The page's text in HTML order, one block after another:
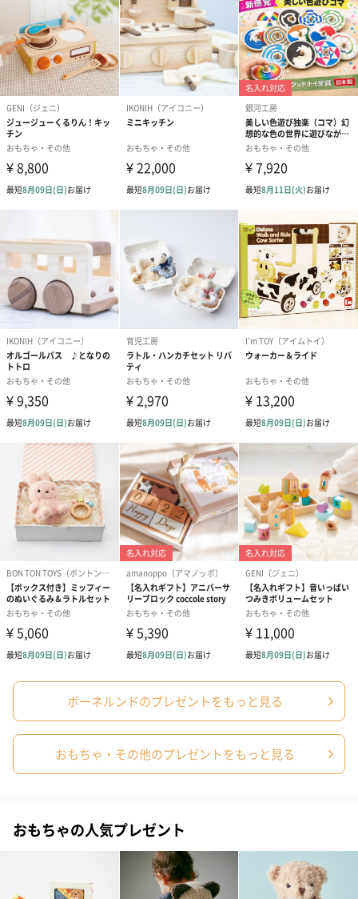
いてからお子様に与えてください。
※パッケージは、小さなお子様の手の届かない所に保
管し、必要に応じてご参照ください。
※水や火の中に入れないでください。
※食器洗浄機や洗濯機など、水を使用する電化製品に
入れないでください。
※この製品は小さな磁石を内蔵しています。誤飲する
危険性がありますので、
お子様が口の中に入れないようご注意ください。
※製品から磁石が外れた場合には、必ず回収し破棄し
てください。
れてしまった場合には直ちに
破棄してください。
※アルコールやシンナーを含む薬品および洗剤を使っ
て拭かないでください。
※湿度の高い場所で保管しないでください。
※高温や低温、および直射日光のあたる場所で保管し
ないでください。
※安全のため、改造・破壊・分解されたパーツを使用
しないでください。
けがをする恐れがあります。
※幼稚園、各種施設、学校など大人数で使用する場合
には、磁石の状態を定期的に確認してください。
※屋外で使用しないでください。
※高所から落とさないでください。また無理な力を加
えないでください。
※製品の上に乗ったり、踏みつけたりしないでくださ
※他の人や物に向かって投げないでください。
※思わぬ事故につながる恐れがあるため、保護者の目
の届くところでご使用ください。
※水や砂などの異物がパーツの内部に入ると、壊れる
恐れがあります。清潔な場所で
ご使用ください。
※製品を切断や分解、熱を加えるなどしないでくださ
い。
※火気から離れた場所でご使用ください。
※汚れた場合には乾いた布で拭いてください。
※電子レンジや電気オーブンなど、熱を発する電化製
品の中に入れないでください。
※この製品は磁石を内蔵しています。テレビや時計、
コンピューター、携帯電話、USB、ハードディスクド
ライブなど磁気に影響を受けやすいものから離れた場
所で使用してください。
故障を引き起こす恐れがあります。
※品質向上のため、お買い上げの時期により異なる色
※色やセット内容は店頭展示品と異なる場合がござい
がありますが、国際基準の安全検査を
因となりますので
商品オプション情報
ボーネルンドのプレゼントをもっと見る
おもちゃ・その他のプレゼントをもっと見る
おもちゃの人気プレゼント